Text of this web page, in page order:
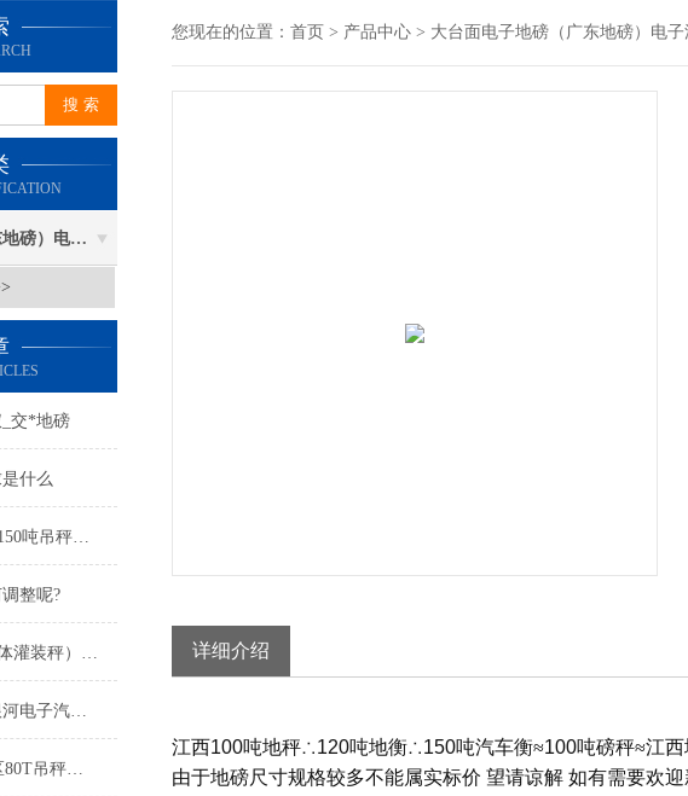
大台面电子地磅（广东地磅）电子汽车衡
交*地磅
什么
天峻10T汽车衡（波密150吨吊秤）左贡200吨地磅）南木林汽车衡维修
整呢?
上杭15T地磅（晋安气体灌装秤）扶绥200T吊秤）平潭20吨汽车衡维修
开鲁无人值守地磅（根河电子汽车衡）哈巴河防爆秤维修
南谯120T汽车衡（郊区80T吊秤）八公山汽车磅）明光200T地磅维修
您现在的位置： 首页 > 产品中心 > 大台面电子地磅（广东地磅）电
详细介绍
江西100吨地秤∴120吨地衡∴150吨汽车衡≈100吨磅秤≈江
由于地磅尺寸规格较多不能属实标价 望请谅解 如有需要欢